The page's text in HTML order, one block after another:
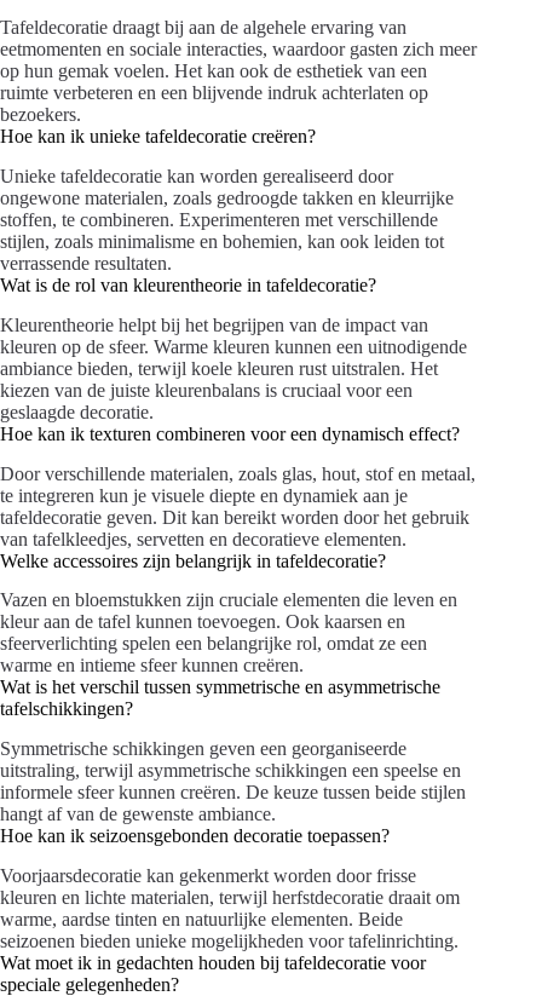
Tafeldecoratie draagt bij aan de algehele ervaring van
eetmomenten en sociale interacties, waardoor gasten zich meer
op hun gemak voelen. Het kan ook de esthetiek van een
ruimte verbeteren en een blijvende indruk achterlaten op
bezoekers.
Hoe kan ik unieke tafeldecoratie creëren?
Unieke tafeldecoratie kan worden gerealiseerd door
ongewone materialen, zoals gedroogde takken en kleurrijke
stoffen, te combineren. Experimenteren met verschillende
stijlen, zoals minimalisme en bohemien, kan ook leiden tot
verrassende resultaten.
Wat is de rol van kleurentheorie in tafeldecoratie?
Kleurentheorie helpt bij het begrijpen van de impact van
kleuren op de sfeer. Warme kleuren kunnen een uitnodigende
ambiance bieden, terwijl koele kleuren rust uitstralen. Het
kiezen van de juiste kleurenbalans is cruciaal voor een
geslaagde decoratie.
Hoe kan ik texturen combineren voor een dynamisch effect?
Door verschillende materialen, zoals glas, hout, stof en metaal,
te integreren kun je visuele diepte en dynamiek aan je
tafeldecoratie geven. Dit kan bereikt worden door het gebruik
van tafelkleedjes, servetten en decoratieve elementen.
Welke accessoires zijn belangrijk in tafeldecoratie?
Vazen en bloemstukken zijn cruciale elementen die leven en
kleur aan de tafel kunnen toevoegen. Ook kaarsen en
sfeerverlichting spelen een belangrijke rol, omdat ze een
warme en intieme sfeer kunnen creëren.
Wat is het verschil tussen symmetrische en asymmetrische
tafelschikkingen?
Symmetrische schikkingen geven een georganiseerde
uitstraling, terwijl asymmetrische schikkingen een speelse en
informele sfeer kunnen creëren. De keuze tussen beide stijlen
hangt af van de gewenste ambiance.
Hoe kan ik seizoensgebonden decoratie toepassen?
Voorjaarsdecoratie kan gekenmerkt worden door frisse
kleuren en lichte materialen, terwijl herfstdecoratie draait om
warme, aardse tinten en natuurlijke elementen. Beide
seizoenen bieden unieke mogelijkheden voor tafelinrichting.
Wat moet ik in gedachten houden bij tafeldecoratie voor
speciale gelegenheden?